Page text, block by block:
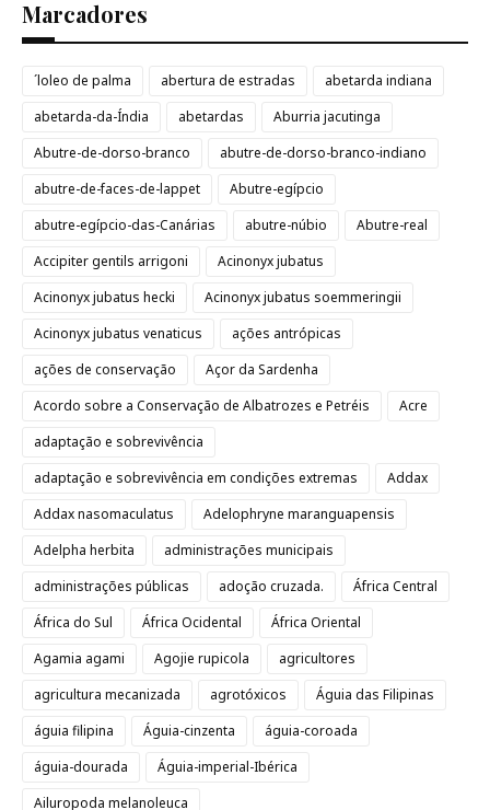
Marcadores
´loleo de palma abertura de estradas
abetarda indiana
abetarda-da-Índia
abetardas
Aburria jacutinga
Abutre-de-dorso-branco
abutre-de-dorso-branco-indiano
abutre-de-faces-de-lappet
Abutre-egípcio
abutre-egípcio-das-Canárias
abutre-núbio
Abutre-real
Accipiter gentils arrigoni
Acinonyx jubatus
Acinonyx jubatus hecki
Acinonyx jubatus soemmeringii
Acinonyx jubatus venaticus
ações antrópicas
ações de conservação
Açor da Sardenha
Acordo sobre a Conservação de Albatrozes e Petréis
Acre
adaptação e sobrevivência
adaptação e sobrevivência em condições extremas
Addax
Addax nasomaculatus
Adelophryne maranguapensis
Adelpha herbita
administrações municipais
administrações públicas
adoção cruzada.
África Central
África do Sul
África Ocidental
África Oriental
Agamia agami
Agojie rupicola
agricultores
agricultura mecanizada
agrotóxicos
Águia das Filipinas
águia filipina
Águia-cinzenta
águia-coroada
águia-dourada
Águia-imperial-Ibérica
Ailuropoda melanoleuca